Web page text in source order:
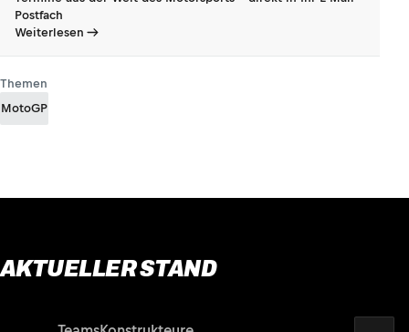
Postfach
Weiterlesen
Themen
MotoGP
AKTUELLER STAND